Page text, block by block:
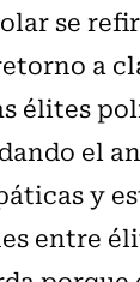
se
a
élites
el
y
entre